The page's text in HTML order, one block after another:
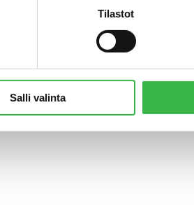
Tilastot
Salli valinta
© Pro Luomu ry 2018